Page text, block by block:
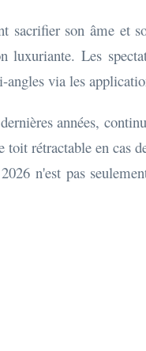
sacrifier son âme
Les
via les
années,
rétractable en
n'est pas